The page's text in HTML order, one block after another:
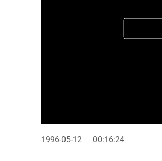
1996-05-12 00:16:24